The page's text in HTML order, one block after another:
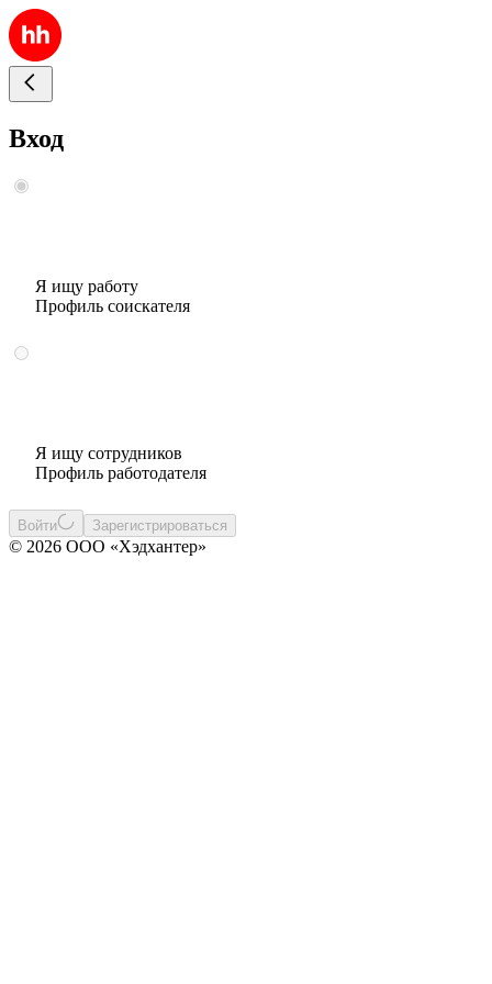
Вход
Я ищу работу
Профиль соискателя
Я ищу сотрудников
Профиль работодателя
Войти Зарегистрироваться
© 2026 ООО «Хэдхантер»